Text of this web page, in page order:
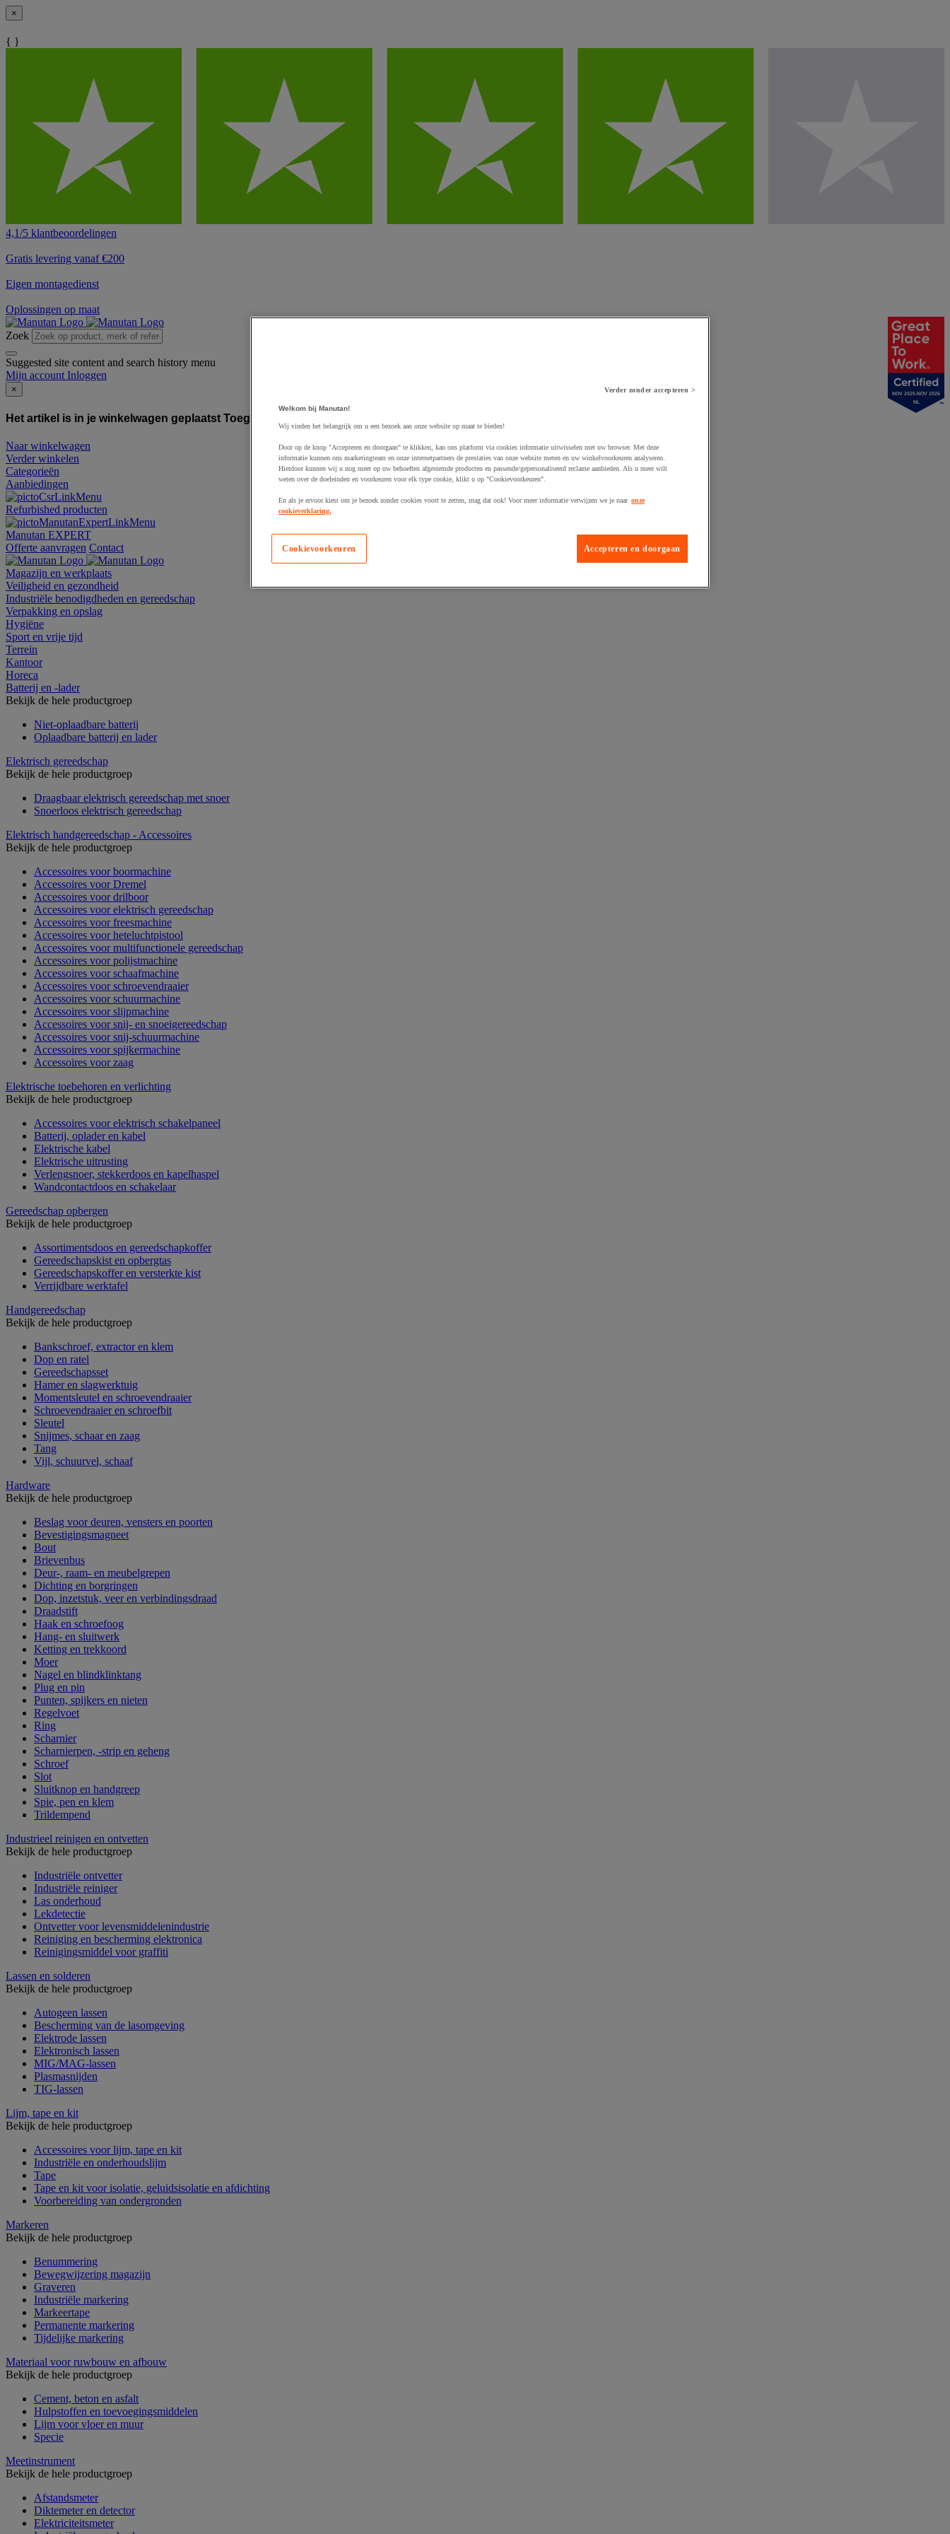
×
{ }
4,1/5 klantbeoordelingen
Gratis levering vanaf €200
Eigen montagedienst
Oplossingen op maat
Zoek
Suggested site content and search history menu
Mijn account Inloggen
×
Het artikel is in je winkelwagen geplaatst Toegevoegd aan winkelwagen
Naar winkelwagen
Verder winkelen
Categorieën
Aanbiedingen
Refurbished producten
Manutan EXPERT
Offerte aanvragen Contact
Magazijn en werkplaats
Veiligheid en gezondheid
Industriële benodigdheden en gereedschap
Verpakking en opslag
Hygiëne
Sport en vrije tijd
Terrein
Kantoor
Horeca
Batterij en -lader
Bekijk de hele productgroep
Niet-oplaadbare batterij
Oplaadbare batterij en lader
Elektrisch gereedschap
Bekijk de hele productgroep
Draagbaar elektrisch gereedschap met snoer
Snoerloos elektrisch gereedschap
Elektrisch handgereedschap - Accessoires
Bekijk de hele productgroep
Accessoires voor boormachine
Accessoires voor Dremel
Accessoires voor drilboor
Accessoires voor elektrisch gereedschap
Accessoires voor freesmachine
Accessoires voor heteluchtpistool
Accessoires voor multifunctionele gereedschap
Accessoires voor polijstmachine
Accessoires voor schaafmachine
Accessoires voor schroevendraaier
Accessoires voor schuurmachine
Accessoires voor slijpmachine
Accessoires voor snij- en snoeigereedschap
Accessoires voor snij-schuurmachine
Accessoires voor spijkermachine
Accessoires voor zaag
Elektrische toebehoren en verlichting
Bekijk de hele productgroep
Accessoires voor elektrisch schakelpaneel
Batterij, oplader en kabel
Elektrische kabel
Elektrische uitrusting
Verlengsnoer, stekkerdoos en kapelhaspel
Wandcontactdoos en schakelaar
Gereedschap opbergen
Bekijk de hele productgroep
Assortimentsdoos en gereedschapkoffer
Gereedschapskist en opbergtas
Gereedschapskoffer en versterkte kist
Verrijdbare werktafel
Handgereedschap
Bekijk de hele productgroep
Bankschroef, extractor en klem
Dop en ratel
Gereedschapsset
Hamer en slagwerktuig
Momentsleutel en schroevendraaier
Schroevendraaier en schroefbit
Sleutel
Snijmes, schaar en zaag
Tang
Vijl, schuurvel, schaaf
Hardware
Bekijk de hele productgroep
Beslag voor deuren, vensters en poorten
Bevestigingsmagneet
Bout
Brievenbus
Deur-, raam- en meubelgrepen
Dichting en borgringen
Dop, inzetstuk, veer en verbindingsdraad
Draadstift
Haak en schroefoog
Hang- en sluitwerk
Ketting en trekkoord
Moer
Nagel en blindklinktang
Plug en pin
Punten, spijkers en nieten
Regelvoet
Ring
Scharnier
Scharnierpen, -strip en geheng
Schroef
Slot
Sluitknop en handgreep
Spie, pen en klem
Trildempend
Industrieel reinigen en ontvetten
Bekijk de hele productgroep
Industriële ontvetter
Industriële reiniger
Las onderhoud
Lekdetectie
Ontvetter voor levensmiddelenindustrie
Reiniging en bescherming elektronica
Reinigingsmiddel voor graffiti
Lassen en solderen
Bekijk de hele productgroep
Autogeen lassen
Bescherming van de lasomgeving
Elektrode lassen
Elektronisch lassen
MIG/MAG-lassen
Plasmasnijden
TIG-lassen
Lijm, tape en kit
Bekijk de hele productgroep
Accessoires voor lijm, tape en kit
Industriële en onderhoudslijm
Tape
Tape en kit voor isolatie, geluidsisolatie en afdichting
Voorbereiding van ondergronden
Markeren
Bekijk de hele productgroep
Benummering
Bewegwijzering magazijn
Graveren
Industriële markering
Markeertape
Permanente markering
Tijdelijke markering
Materiaal voor ruwbouw en afbouw
Bekijk de hele productgroep
Cement, beton en asfalt
Hulpstoffen en toevoegingsmiddelen
Lijm voor vloer en muur
Specie
Meetinstrument
Bekijk de hele productgroep
Afstandsmeter
Diktemeter en detector
Elektriciteitsmeter
NOV 2025-NOV 2026
NL
Verder zonder accepteren >
Welkom bij Manutan!
Wij vinden het belangrijk om u een bezoek aan onze website op maat te bieden!
Door op de knop "Accepteren en doorgaan" te klikken, kan ons platform via cookies informatie uitwisselen met uw browser. Met deze
informatie kunnen ons marketingteam en onze internetpartners de prestaties van onze website meten en uw winkelvoorkeuren analyseren.
Hierdoor kunnen wij u nog meer op uw behoeften afgestemde producten en passende/gepersonaliseerd reclame aanbieden. Als u meer wilt
weten over de doeleinden en voorkeuren voor elk type cookie, klikt u op "Cookievoorkeuren".
En als je ervoor kiest om je bezoek zonder cookies voort te zetten, mag dat ook! Voor meer informatie verwijzen we je naar onze
cookieverklaring.
Accepteren en doorgaan
Cookievoorkeuren